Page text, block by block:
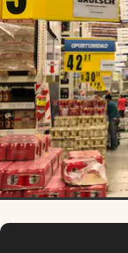
Mundial 2026
Eventos Corporativos
El Cronista Studio
Mediakit
abre en nueva pestaña
Argentina